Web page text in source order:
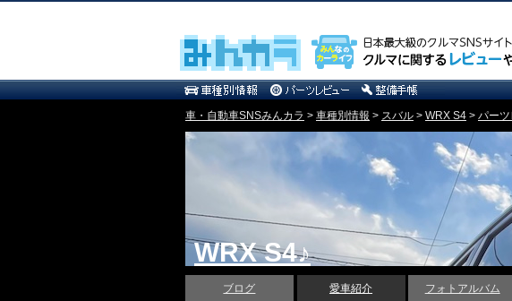
車・自動車SNSみんカラ > 車種別情報 > スバル > WRX S4 > パー
WRX S4♪
ブログ 愛車紹介 フォトアルバム